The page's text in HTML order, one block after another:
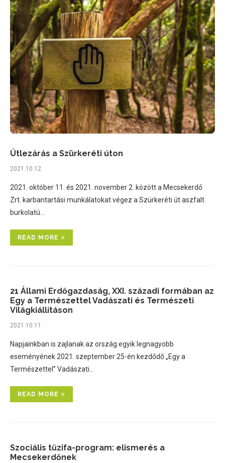
Útlezárás a Szürkeréti úton
2021.10.12.
2021. október 11. és 2021. november 2. között a Mecsekerdő
Zrt. karbantartási munkálatokat végez a Szürkeréti út aszfalt
burkolatú…
READ MORE
21 Állami Erdőgazdaság, XXI. századi formában az
Egy a Természettel Vadászati és Természeti
Világkiállításon
2021.10.11.
Napjainkban is zajlanak az ország egyik legnagyobb
eseményének 2021. szeptember 25-én kezdődő „Egy a
Természettel” Vadászati…
READ MORE
Szociális tűzifa-program: elismerés a
Mecsekerdőnek